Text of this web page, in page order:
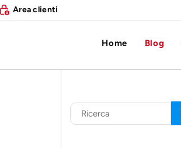
Area clienti
Home Blog